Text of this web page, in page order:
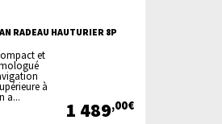
RADEAU HAUTURIER 8P
et
à
a...
1 489,00€